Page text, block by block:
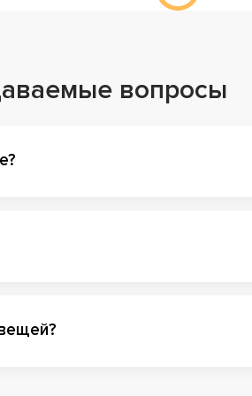
перемещать, что позволяет
но и стильным
в общий дизайн.
отделения для хранения, что
комфорт.
вопросы